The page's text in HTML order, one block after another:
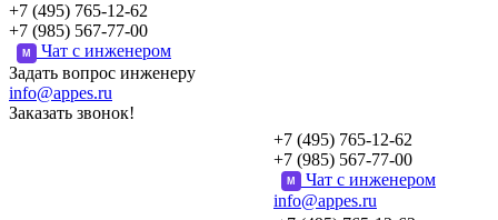
+7 (495) 765-12-62
+7 (985) 567-77-00
M
Чат с инженером
Задать вопрос инженеру
info@appes.ru
Заказать звонок!
+7 (495) 765-12-62
+7 (985) 567-77-00
M
Чат с инженером
info@appes.ru